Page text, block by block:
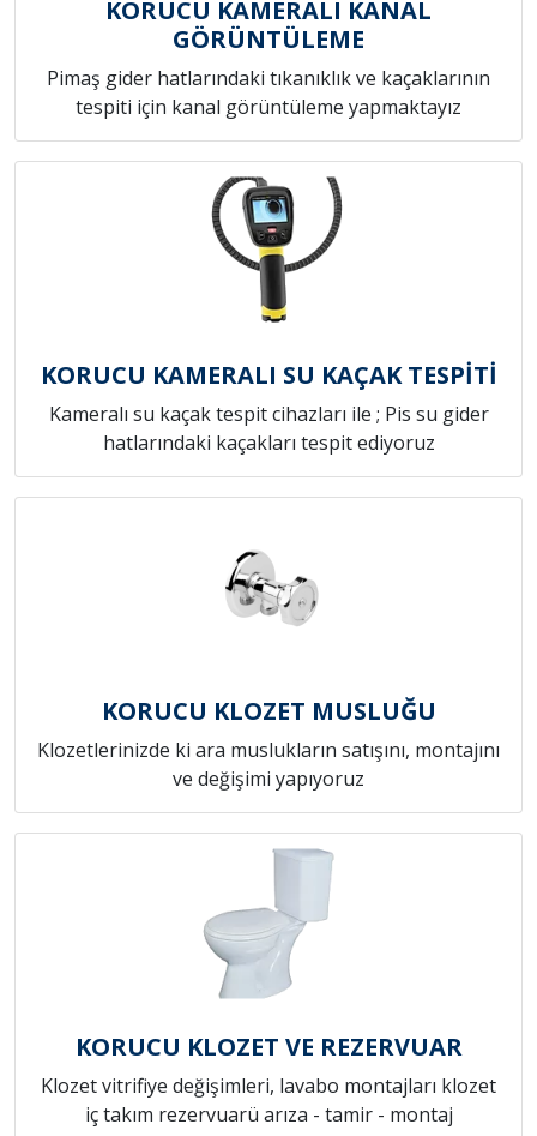
KORUCU KAMERALI KANAL
GÖRÜNTÜLEME
Pimaş gider hatlarındaki tıkanıklık ve kaçaklarının
tespiti için kanal görüntüleme yapmaktayız
KORUCU KAMERALI SU KAÇAK TESPİTİ
Kameralı su kaçak tespit cihazları ile ; Pis su gider
hatlarındaki kaçakları tespit ediyoruz
KORUCU KLOZET MUSLUĞU
Klozetlerinizde ki ara muslukların satışını, montajını
ve değişimi yapıyoruz
KORUCU KLOZET VE REZERVUAR
Klozet vitrifiye değişimleri, lavabo montajları klozet
iç takım rezervuarü arıza - tamir - montaj